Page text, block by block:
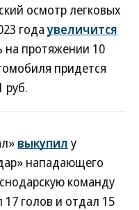
осмотр легковых
годаувеличится
на протяжении 10
придется
руб.
выкупил у
нападающего
команду
голов и отдал 15